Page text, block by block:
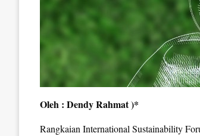
Oleh : Dendy Rahmat )*
Rangkaian International Sustainability